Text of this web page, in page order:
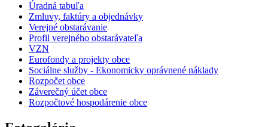
Úradná tabuľa
Zmluvy, faktúry a objednávky
Verejné obstarávanie
Profil verejného obstarávateľa
VZN
Eurofondy a projekty obce
Sociálne služby - Ekonomicky oprávnené náklady
Rozpočet obce
Záverečný účet obce
Rozpočtové hospodárenie obce